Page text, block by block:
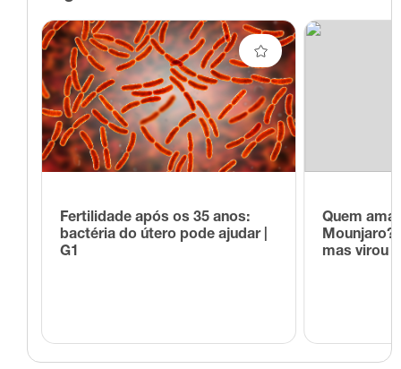
Fertilidade após os 35 anos:
bactéria do útero pode ajudar |
G1
Quem
Mounjaro?
mas virou